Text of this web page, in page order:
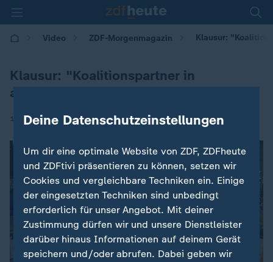
Video ZDF-Morgenmagazin Klausur:
Klausur: "Koalitionspartner in
angespannter Lage"
13.04.2026 | 05:30
Deine Datenschutzeinstellungen
Um dir eine optimale Website von ZDF, ZDFheute
und ZDFtivi präsentieren zu können, setzen wir
Cookies und vergleichbare Techniken ein. Einige
der eingesetzten Techniken sind unbedingt
erforderlich für unser Angebot. Mit deiner
Zustimmung dürfen wir und unsere Dienstleister
darüber hinaus Informationen auf deinem Gerät
speichern und/oder abrufen. Dabei geben wir